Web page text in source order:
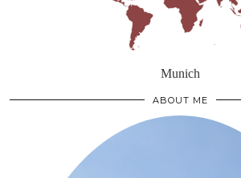
Munich
ABOUT ME